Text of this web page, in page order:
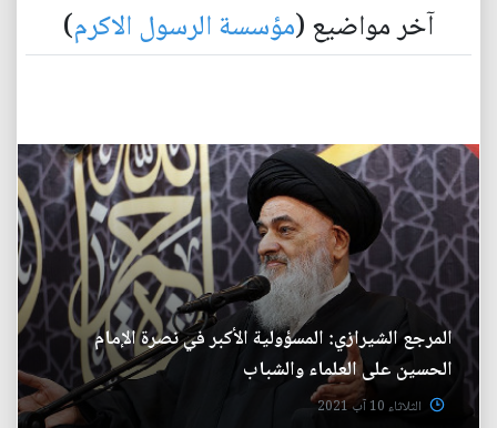
آخر مواضيع (مؤسسة الرسول الاكرم)
المرجع الشيرازي: المسؤولية الأكبر في نصرة الإمام
الحسين على العلماء والشباب
الثلاثاء 10 آب 2021